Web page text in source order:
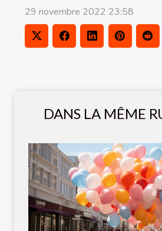
29 novembre 2022 23:58
DANS LA MÊME